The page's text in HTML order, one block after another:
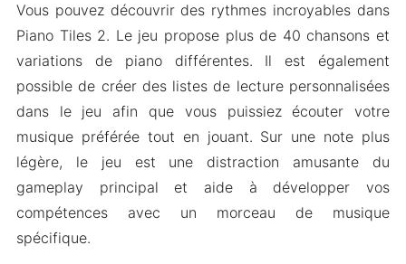
Vous pouvez découvrir des rythmes incroyables dans
Piano Tiles 2. Le jeu propose plus de 40 chansons et
variations de piano différentes. Il est également
possible de créer des listes de lecture personnalisées
dans le jeu afin que vous puissiez écouter votre
musique préférée tout en jouant. Sur une note plus
légère, le jeu est une distraction amusante du
gameplay principal et aide à développer vos
compétences avec un morceau de musique
spécifique.